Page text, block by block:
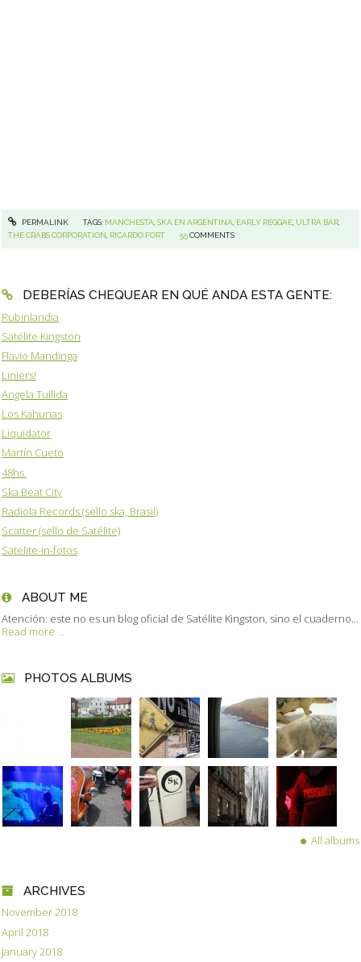
PERMALINK TAGS: MANCHESTA SKA EN ARGENTINA EARLY REGGAE, ULTRA BAR,
THE CRABS CORPORATION RICARDO FORT 55 COMMENTS
DEBERÍAS CHEQUEAR EN QUÉ ANDA ESTA GENTE:
Rubinlandia
Satélite Kingston
Flavio Mandinga
Liniers!
Angela Tullida
Los Kahunas
Liquidator
Martín Cueto
48hs.
Ska Beat City
Radiola Records (sello ska, Brasil)
Scatter (sello de Satélite)
Satelite-in-fotos
ABOUT ME
Atención: este no es un blog oficial de Satélite Kingston, sino el cuaderno...
Read more ...
PHOTOS ALBUMS
All albums
ARCHIVES
November 2018
April 2018
January 2018